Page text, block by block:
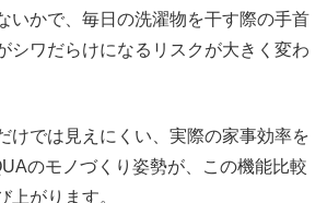
いかで、毎日の洗濯物を干す際の手首
シワだらけになるリスクが大きく変わ
けでは見えにくい、実際の家事効率を
のモノづくり姿勢が、この機能比較
上がります。